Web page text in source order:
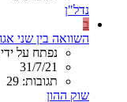
נדל"ן
ב
השוואה בין שני
נפתח על ידי
31/7/21
תגובות: 29
שוק ההון